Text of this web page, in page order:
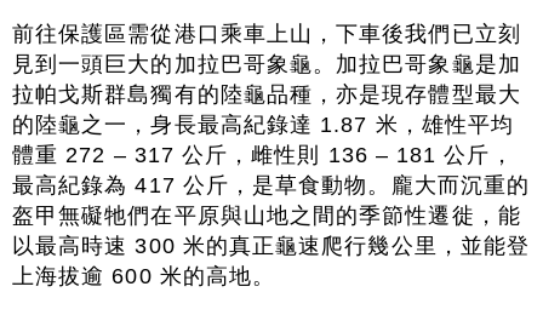
前往保護區需從港口乘車上山，下車後我們已立刻
見到一頭巨大的加拉巴哥象龜。加拉巴哥象龜是加
拉帕戈斯群島獨有的陸龜品種，亦是現存體型最大
的陸龜之一，身長最高紀錄達 1.87 米，雄性平均
體重 272 – 317 公斤，雌性則 136 – 181 公斤，
最高紀錄為 417 公斤，是草食動物。龐大而沉重的
盔甲無礙牠們在平原與山地之間的季節性遷徙，能
以最高時速 300 米的真正龜速爬行幾公里，並能登
上海拔逾 600 米的高地。